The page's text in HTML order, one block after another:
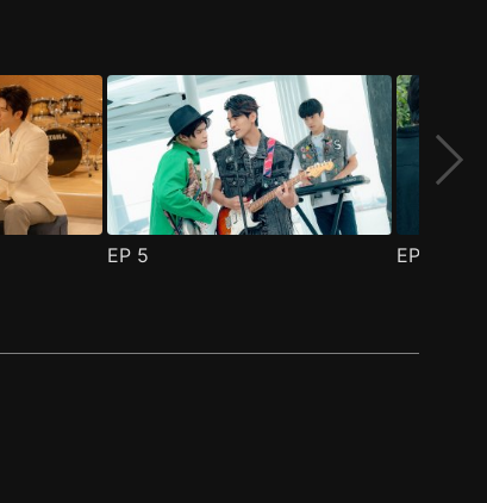
EP 5 EP